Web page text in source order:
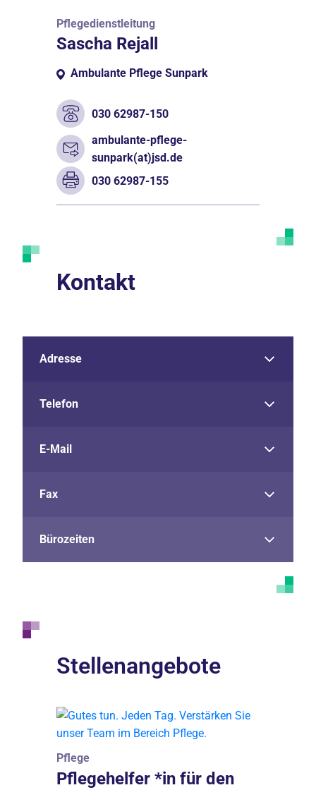
Pflegedienstleitung
Sascha Rejall
Ambulante Pflege Sunpark
030 62987-150
ambulante-pflege-
sunpark(at)jsd.de
030 62987-155
Kontakt
Adresse
Telefon
E-Mail
Fax
Bürozeiten
Stellenangebote
Pflege
Pflegehelfer *in für den